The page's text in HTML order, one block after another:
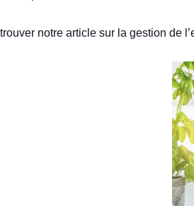
notre article sur la gestion de